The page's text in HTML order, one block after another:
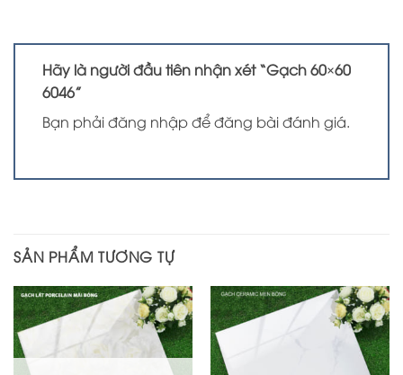
Hãy là người đầu tiên nhận xét “Gạch 60×60
6046”
Bạn phảiđăng nhậpđể đăng bài đánh giá.
SẢN PHẨM TƯƠNG TỰ